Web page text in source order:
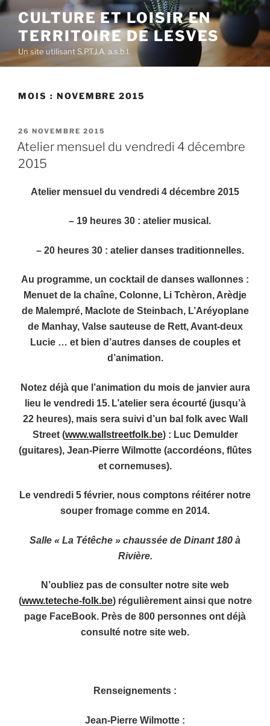
Aller
contenu
principal
CULTURE ET LOISIR EN
TERRITOIRE DE LESVES
Un site utilisant S.P.T.J.A. a.s.b.l.
MOIS : NOVEMBRE 2015
PUBLIÉ
LE
26 NOVEMBRE 2015
Atelier mensuel du vendredi 4 décembre
2015
Atelier mensuel du vendredi 4 décembre 2015
– 19 heures 30 : atelier musical .
– 20 heures 30 : atelier danses traditionnelles.
Au programme, un cocktail de danses wallonnes :
Menuet de la chaîne, Colonne, Li Tchèron, Arèdje
de Malempré, Maclote de Steinbach, L’Aréyoplane
de Manhay, Valse sauteuse de Rett, Avant-deux
Lucie … et bien d’autres danses de couples et
d’animation.
Notez déjà que l’animation du mois de janvier aura
lieu le vendredi 15. L’atelier sera écourté (jusqu’à
22 heures), mais sera suivi d’un bal folk avec Wall
Street (www.wallstreetfolk.be) : Luc Demulder
(guitares), Jean-Pierre Wilmotte (accordéons, flûtes
et cornemuses).
Le vendredi 5 février, nous comptons réitérer notre
souper fromage comme en 2014.
Salle « La Tétêche » chaussée de Dinant 180 à
Rivière.
N’oubliez pas de consulter notre site web
(www.teteche-folk.be) régulièrement ainsi que notre
page FaceBook. Près de 800 personnes ont déjà
consulté notre site web.
Renseignements :
Jean-Pierre Wilmotte :